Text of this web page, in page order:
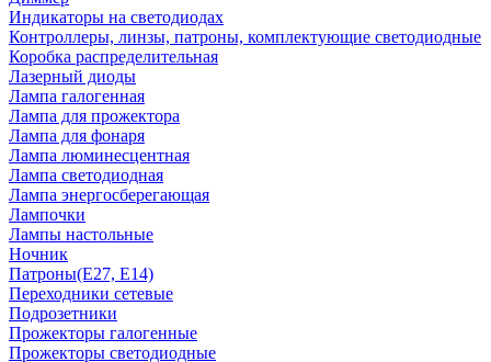
Индикаторы на светодиодах
Контроллеры, линзы, патроны, комплектующие светодиодные
Коробка распределительная
Лазерный диоды
Лампа галогенная
Лампа для прожектора
Лампа для фонаря
Лампа люминесцентная
Лампа светодиодная
Лампа энергосберегающая
Лампочки
Лампы настольные
Ночник
Патроны(Е27, Е14)
Переходники сетевые
Подрозетники
Прожекторы галогенные
Прожекторы светодиодные